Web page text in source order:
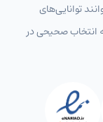
توانایی‌های
انتخاب‌ صحیحی در